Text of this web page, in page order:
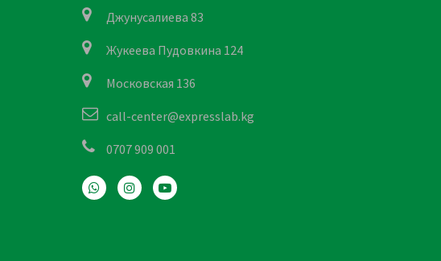
Джунусалиева 83
Жукеева Пудовкина 124
Московская 136
call-center@expresslab.kg
0707 909 001